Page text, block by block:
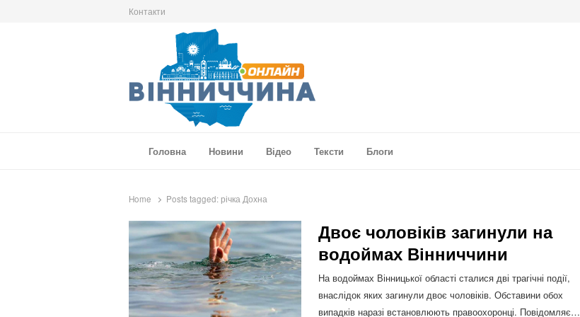
Контакти
Головна
Новини Відео Тексти Блоги
Home Posts tagged: річка Дохна
Двоє чоловіків загинули на
водоймах Вінниччини
На водоймах Вінницької області сталися дві трагічні події,
внаслідок яких загинули двоє чоловіків. Обставини обох
випадків наразі встановлюють правоохоронці. Повідомляє…